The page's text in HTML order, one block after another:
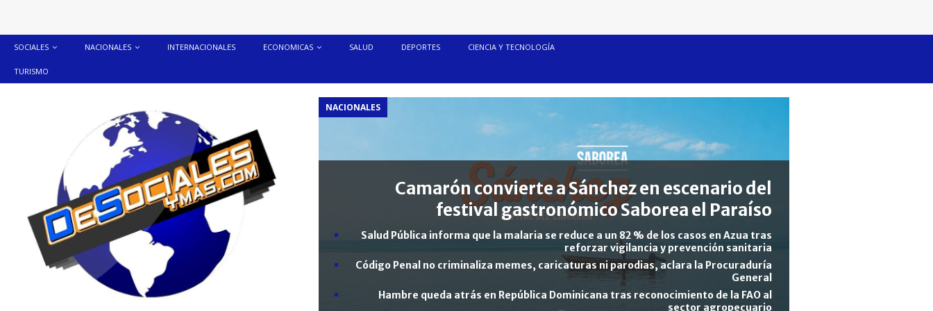
SOCIALES NACIONALES INTERNACIONALES ECONOMICAS SALUD DEPORTES CIENCIA Y TECNOLOGÍA
TURISMO
NACIONALES
Camarón convierte a Sánchez en escenario del
festival gastronómico Saborea el Paraíso
Salud Pública informa que la malaria se reduce a un 82 % de los casos en Azua tras
reforzar vigilancia y prevención sanitaria
Código Penal no criminaliza memes, caricaturas ni parodias, aclara la Procuraduría
General
Hambre queda atrás en República Dominicana tras reconocimiento de la FAO al
sector agropecuario